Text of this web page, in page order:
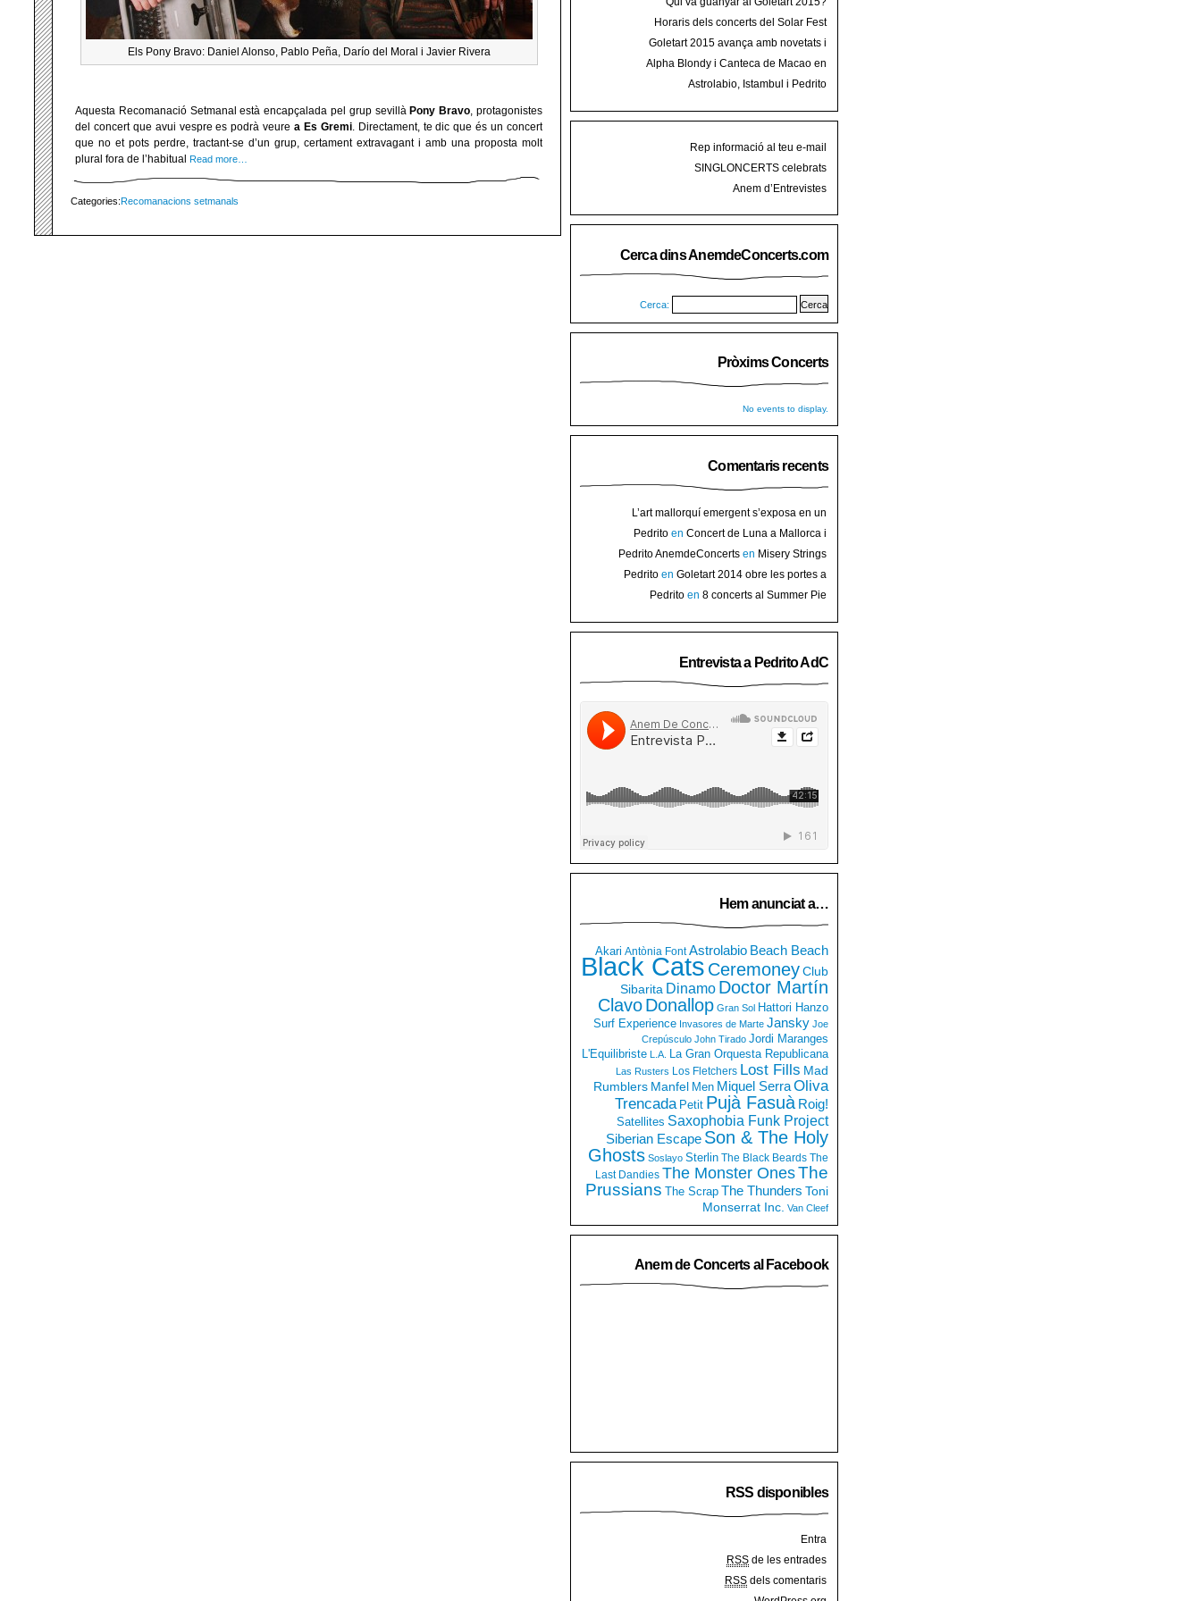
Els Pony Bravo: Daniel Alonso, Pablo Peña, Darío del Moral i Javier Rivera
Aquesta Recomanació Setmanal està encapçalada pel grup sevillà Pony Bravo, protagonistes
del concert que avui vespre es podrà veurea Es Gremi. Directament, te dic que és un concert
que no et pots perdre, tractant-se d’un grup, certament extravagant i amb una proposta molt
plural fora de l’habitual Read more…
Categories:Recomanacions setmanals
Horaris dels concerts del Solar Fest
2015 a Mallorca
Goletart 2015 avança amb novetats i
encetarà la LI Festa des Vermar amb art
Alpha Blondy i Canteca de Macao en
concert al Mallorca Roots Festival
Astrolabio, Istambul i Pedrito
Rep informació al teu e-mail
SINGLONCERTS celebrats
Anem d’Entrevistes
Cerca dins AnemdeConcerts.com
Cerca:
Pròxims Concerts
No events to display.
Comentaris recents
L’art mallorquí emergent s’exposa en un
carrer de Binissalem ⋆ Noticias de hoy
en
Binissalem
Pedrito en Concert de Luna a Mallorca i
sorteig d’entrades
Pedrito AnemdeConcerts en Misery Strings
presenten nou disc al Teatre Mar i Terra de
Pedrito en Goletart 2014 obre les portes a
l’art de Binissalem
Pedrito en 8 concerts al Summer Pie
Entrevista a Pedrito AdC
Hem anunciat a…
Akari Antònia Font Astrolabio Beach Beach
Black Cats CeremoneyClub
Sibarita Dinamo Doctor Martín
ClavoDonallop Gran Sol Hattori Hanzo
Surf Experience Invasores de Marte Jansky Joe
Crepúsculo John Tirado Jordi Maranges
L'Equilibriste L.A. La Gran Orquesta Republicana
Las Rusters Los Fletchers Lost Fills Mad
Rumblers Manfel Men Miquel SerraOliva
Trencada Petit Pujà Fasuà Roig!
Satellites Saxophobia Funk Project
Siberian Escape Son & The Holy
Ghosts Soslayo Sterlin The Black Beards The
Last Dandies The Monster OnesThe
Prussians The Scrap The Thunders Toni
Monserrat Inc. Van Cleef
Anem de Concerts al Facebook
RSS disponibles
Entra
RSS de les entrades
RSS dels comentaris